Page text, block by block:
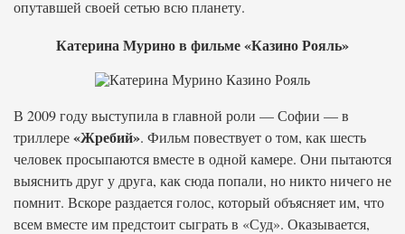
опутавшей своей сетью всю планету.
Катерина Мурино в фильме «Казино Рояль»
В 2009 году выступила в главной роли — Софии — в
триллере«Жребий». Фильм повествует о том, как шесть
человек просыпаются вместе в одной камере. Они пытаются
выяснить друг у друга, как сюда попали, но никто ничего не
помнит. Вскоре раздается голос, который объясняет им, что
всем вместе им предстоит сыграть в «Суд». Оказывается,